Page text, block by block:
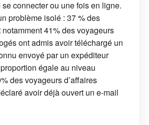
connecter ou une fois en ligne.
problème isolé : 37 % des
41% des voyageurs
ont admis avoir téléchargé un
envoyé par un expéditeur
égale au niveau
des voyageurs d’affaires
avoir déjà ouvert un e-mail